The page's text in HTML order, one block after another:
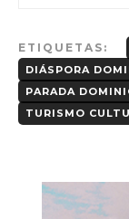
ETIQUETAS:
DIÁSPORA
PARADA
TURISMO